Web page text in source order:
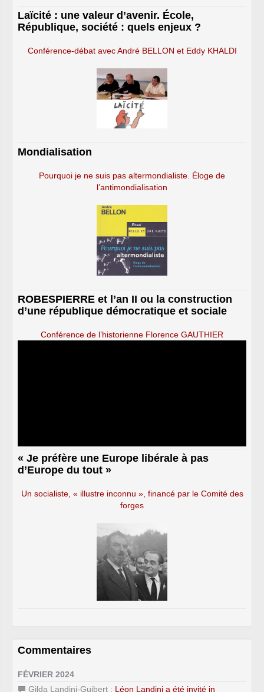
Laïcité : une valeur d’avenir. École,
République, société : quels enjeux ?
Conférence-débat avec André BELLON et Eddy KHALDI
Mondialisation
Pourquoi je ne suis pas altermondialiste. Éloge de
l’antimondialisation
ROBESPIERRE et l’an II ou la construction
d’une république démocratique et sociale
Conférence de l’historienne Florence GAUTHIER
« Je préfère une Europe libérale à pas
d’Europe du tout »
Un socialiste, « illustre inconnu », financé par le Comité des
forges
Commentaires
FÉVRIER 2024
Gilda Landini-Guibert : Léon Landini a été invité in